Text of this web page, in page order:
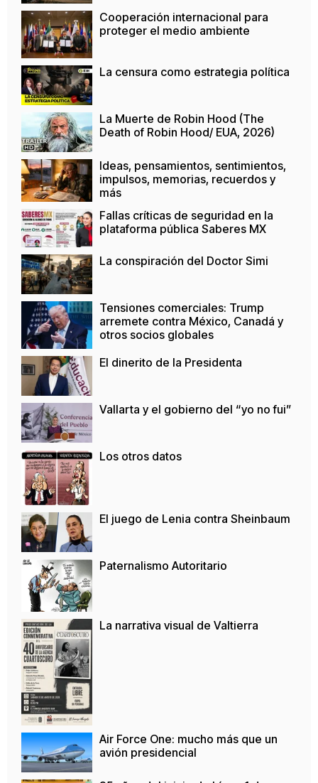
Cooperación internacional para
proteger el medio ambiente
La censura como estrategia política
La Muerte de Robin Hood (The
Death of Robin Hood/ EUA, 2026)
Ideas, pensamientos, sentimientos,
impulsos, memorias, recuerdos y
más
Fallas críticas de seguridad en la
plataforma pública Saberes MX
La conspiración del Doctor Simi
Tensiones comerciales: Trump
arremete contra México, Canadá y
otros socios globales
El dinerito de la Presidenta
Vallarta y el gobierno del “yo no fui”
Los otros datos
El juego de Lenia contra Sheinbaum
Paternalismo Autoritario
La narrativa visual de Valtierra
Air Force One: mucho más que un
avión presidencial